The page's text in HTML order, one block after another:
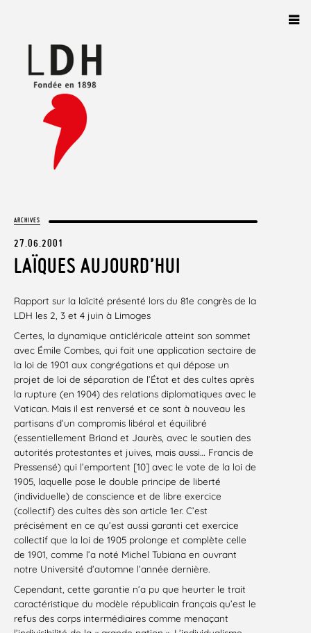
ARCHIVES
27.06.2001
LAÏQUES AUJOURD’HUI
Rapport sur la laïcité présenté lors du 81e congrès de la
LDH les 2, 3 et 4 juin à Limoges
Certes, la dynamique anticléricale atteint son sommet
avec Émile Combes, qui fait une application sectaire de
la loi de 1901 aux congrégations et qui dépose un
projet de loi de séparation de l’État et des cultes après
la rupture (en 1904) des relations diplomatiques avec le
Vatican. Mais il est renversé et ce sont à nouveau les
partisans d’un compromis libéral et équilibré
(essentiellement Briand et Jaurès, avec le soutien des
autorités protestantes et juives, mais aussi… Francis de
Pressensé) qui l’emportent [10] avec le vote de la loi de
1905, laquelle pose le double principe de liberté
(individuelle) de conscience et de libre exercice
(collectif) des cultes dès son article 1er. C’est
précisément en ce qu’est aussi garanti cet exercice
collectif que la loi de 1905 prolonge et complète celle
de 1901, comme l’a noté Michel Tubiana en ouvrant
notre Université d’automne l’année dernière.
Cependant, cette garantie n’a pu que heurter le trait
caractéristique du modèle républicain français qu’est le
refus des corps intermédiaires comme menaçant